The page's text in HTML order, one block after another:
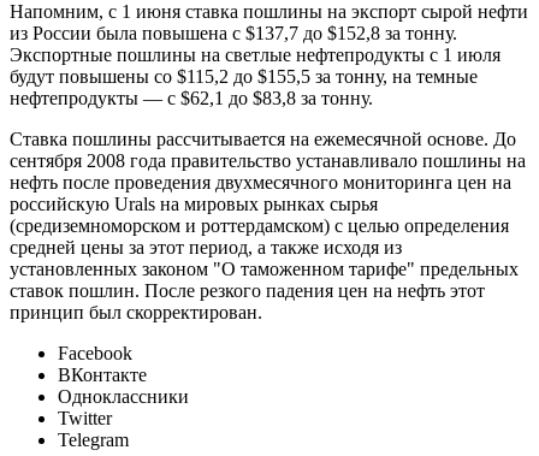
Напомним, с 1 июня ставка пошлины на экспорт сырой нефти
из России была повышена с $137,7 до $152,8 за тонну.
Экспортные пошлины на светлые нефтепродукты с 1 июля
будут повышены со $115,2 до $155,5 за тонну, на темные
нефтепродукты — с $62,1 до $83,8 за тонну.
Ставка пошлины рассчитывается на ежемесячной основе. До
сентября 2008 года правительство устанавливало пошлины на
нефть после проведения двухмесячного мониторинга цен на
российскую Urals на мировых рынках сырья
(средиземноморском и роттердамском) с целью определения
средней цены за этот период, а также исходя из
установленных законом "О таможенном тарифе" предельных
ставок пошлин. После резкого падения цен на нефть этот
принцип был скорректирован.
Facebook
ВКонтакте
Одноклассники
Twitter
Telegram